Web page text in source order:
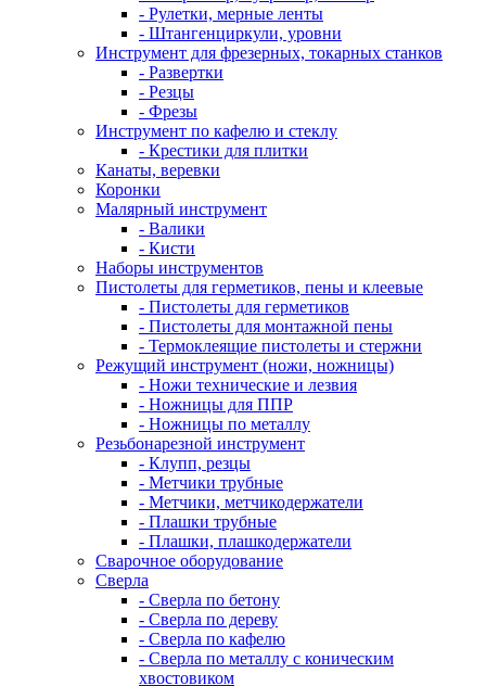
- Рулетки, мерные ленты
- Штангенциркули, уровни
Инструмент для фрезерных, токарных станков
- Развертки
- Резцы
- Фрезы
Инструмент по кафелю и стеклу
- Крестики для плитки
Канаты, веревки
Коронки
Малярный инструмент
- Валики
- Кисти
Наборы инструментов
Пистолеты для герметиков, пены и клеевые
- Пистолеты для герметиков
- Пистолеты для монтажной пены
- Термоклеящие пистолеты и стержни
Режущий инструмент (ножи, ножницы)
- Ножи технические и лезвия
- Ножницы для ППР
- Ножницы по металлу
Резьбонарезной инструмент
- Клупп, резцы
- Метчики трубные
- Метчики, метчикодержатели
- Плашки трубные
- Плашки, плашкодержатели
Сварочное оборудование
Сверла
- Сверла по бетону
- Сверла по дереву
- Сверла по кафелю
- Сверла по металлу с коническим
хвостовиком